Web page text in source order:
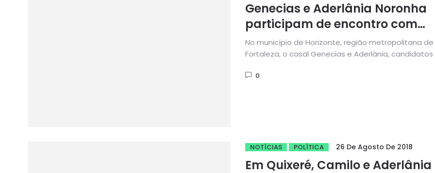
Genecias e Aderlânia Noronha
participam de encontro com
Lideranças em Horizonte
No município de Horizonte, região metropolitana de
Fortaleza, o casal Genecias e Aderlânia, candidatos
0
NOTÍCIAS POLÍTICA 26 De Agosto De 2018
Em Quixeré, Camilo e Aderlânia